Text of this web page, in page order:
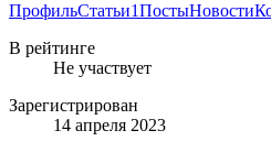
ПрофильСтатьи1ПостыНовости
В рейтинге
Не участвует
Зарегистрирован
14 апреля 2023